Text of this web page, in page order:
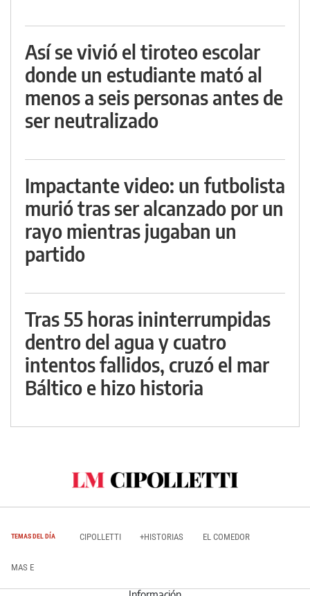
Así se vivió el tiroteo escolar
donde un estudiante mató al
menos a seis personas antes de
ser neutralizado
Impactante video: un futbolista
murió tras ser alcanzado por un
rayo mientras jugaban un
partido
Tras 55 horas ininterrumpidas
dentro del agua y cuatro
intentos fallidos, cruzó el mar
Báltico e hizo historia
TEMAS DEL DÍA CIPOLLETTI +HISTORIAS EL COMEDOR
MAS E